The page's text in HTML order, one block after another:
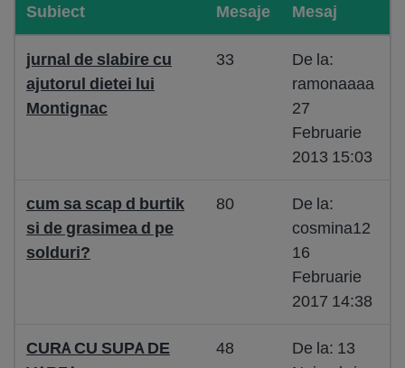
Subiect Mesaje
Mesaj
jurnal de slabire cu
ajutorul dietei lui
Montignac
33
De la:
ramonaaaa
27
Februarie
2013 15:03
cum sa scap d burtik
si de grasimea d pe
solduri?
80
De la:
cosmina12
16
Februarie
2017 14:38
CURA CU SUPA DE
48
De la: 13